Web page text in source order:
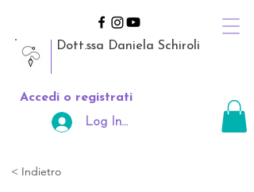
Dott.ssa Daniela Schiroli
Accedi o registrati
Log In Area Riservata
< Indietro